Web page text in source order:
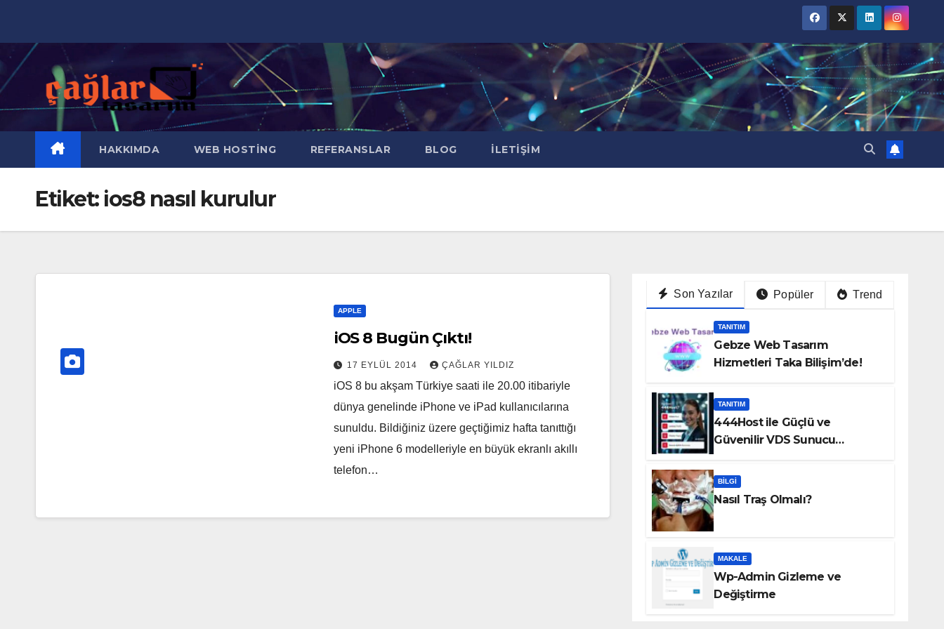
content
HAKKIMDA WEB HOSTING REFERANSLAR BLOG İLETIŞIM
Etiket: ios8 nasıl kurulur
APPLE
iOS 8 Bugün Çıktı!
17 EYLÜL 2014 ÇAĞLAR YILDIZ
iOS 8 bu akşam Türkiye saati ile 20.00 itibariyle
dünya genelinde iPhone ve iPad kullanıcılarına
sunuldu. Bildiğiniz üzere geçtiğimiz hafta tanıttığı
yeni iPhone 6 modelleriyle en büyük ekranlı akıllı
telefon…
Son Yazılar Popüler Trend
TANITIM
Gebze Web Tasarım
Hizmetleri Taka Bilişim’de!
TANITIM
444Host ile Güçlü ve
Güvenilir VDS Sunucu
BILGI
Nasıl Traş Olmalı?
MAKALE
Wp-Admin Gizleme ve
Değiştirme